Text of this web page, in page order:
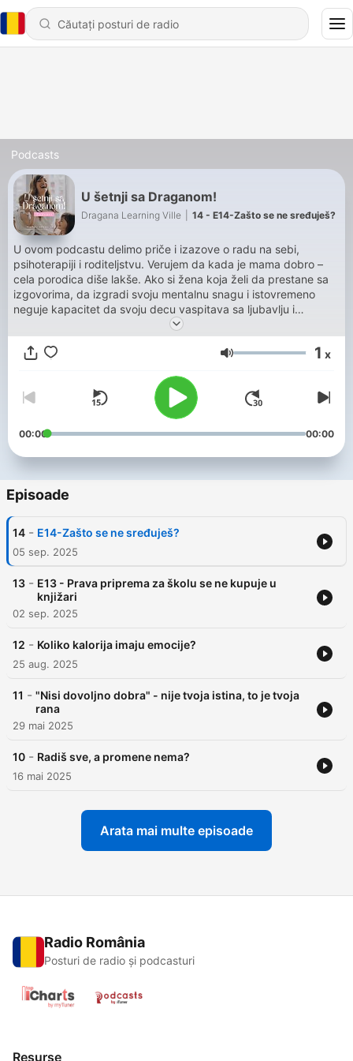
Podcasts
U šetnji sa Draganom!
Dragana Learning Ville 14 - E14-Zašto se ne sređuješ?
U ovom podcastu delimo priče i izazove o radu na sebi,
psihoterapiji i roditeljstvu. Verujem da kada je mama dobro –
cela porodica diše lakše. Ako si žena koja želi da prestane sa
izgovorima, da izgradi svoju mentalnu snagu i istovremeno
neguje kapacitet da svoju decu vaspitava sa ljubavlju i
smirenošću – na pravom si mestu. Promena počinje od tebe.
Pridruži mi se u razgovorima koji imaju moć da unesu sigurnost,
toplinu i promenu – i u tvoj život, i u tvoju porodicu.
Volum 1 x
00:00 00:00
Episoade
14 - E14-Zašto se ne sređuješ?
05 sep. 2025
13 - E13 - Prava priprema za školu se ne kupuje u
knjižari
02 sep. 2025
12 - Koliko kalorija imaju emocije?
25 aug. 2025
11 - "Nisi dovoljno dobra" - nije tvoja istina, to je tvoja
rana
29 mai 2025
10 - Radiš sve, a promene nema?
16 mai 2025
Arata mai multe episoade
Radio România
Posturi de radio și podcasturi
Resurse